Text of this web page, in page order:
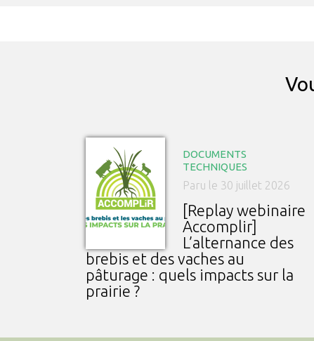
DOCUMENTS
TECHNIQUES
Paru le 30 juillet 2026
[Replay webinaire
Accomplir]
L’alternance des
brebis et des vaches au
pâturage : quels impacts sur la
prairie ?